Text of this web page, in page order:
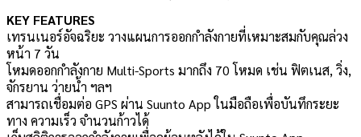
KEY FEATURES
เทรนเนอร์อัจฉริยะ วางแผนการออกกำลังกายที่เหมาะสมกับคุณล่วง
หน้า 7 วัน
โหมดออกกำลังกาย Multi-Sports มากถึง 70 โหมด เช่น ฟิตเนส, วิ่ง,
จักรยาน ว่ายน้ำ ฯลฯ
สามารถเชื่อมต่อ GPS ผ่าน Suunto App ในมือถือเพื่อบันทึกระยะ
ทาง ความเร็ว จำนวนก้าวได้